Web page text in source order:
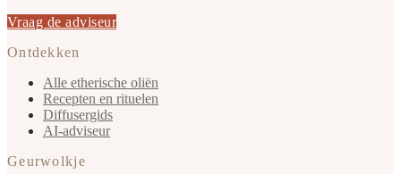
Vraag de adviseur
Ontdekken
Alle etherische oliën
Recepten en rituelen
Diffusergids
AI-adviseur
Geurwolkje